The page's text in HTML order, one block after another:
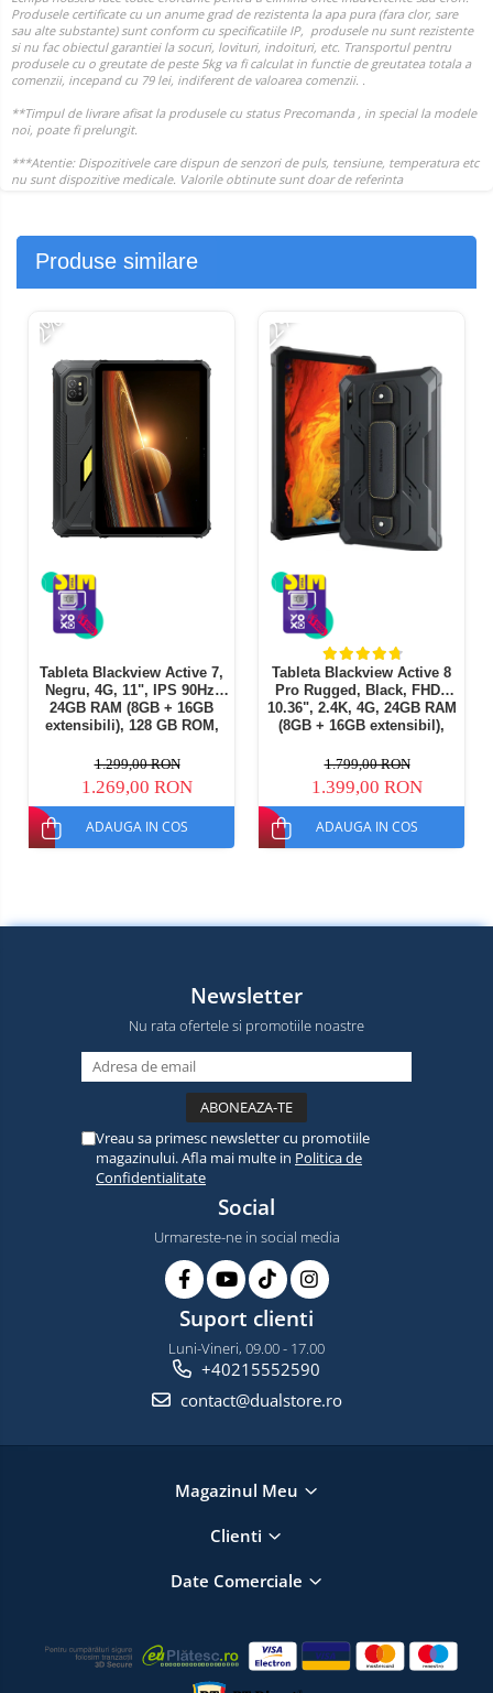
Produse similare
-2%
Tableta Blackview Active 7,
Negru, 4G, 11", IPS 90Hz,
24GB RAM (8GB + 16GB
extensibili), 128 GB ROM,
15, Helio G81, NFC, PC Mod,
Lumina Camping, 10000
mAh, 45W, Dual SIM
1.299,00 RON
1.269,00 RON
ADAUGA IN COS
-22%
Tableta Blackview Active 8
Pro Rugged, Black, FHD+
10.36", 2.4K, 4G, 24GB RAM
(8GB + 16GB extensibil),
Helio G99, 22000mAh, OTG,
NFC, Dual SIM
1.799,00 RON
1.399,00 RON
ADAUGA IN COS
Newsletter
Nu rata ofertele si promotiile noastre
Vreau sa primesc newsletter cu promotiile
magazinului. Afla mai multe in Politica de
Confidentialitate
Social
Urmareste-ne in social media
Suport clienti
Luni-Vineri, 09.00 - 17.00
+40215552590
contact@dualstore.ro
Magazinul Meu
Clienti
Date Comerciale